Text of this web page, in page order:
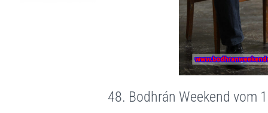
48. Bodhrán Weekend vom